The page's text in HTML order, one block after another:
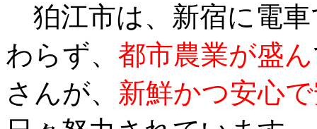
狛江市は、新宿に電車
わらず、 都市農業が盛ん
さんが、 新鮮かつ安心